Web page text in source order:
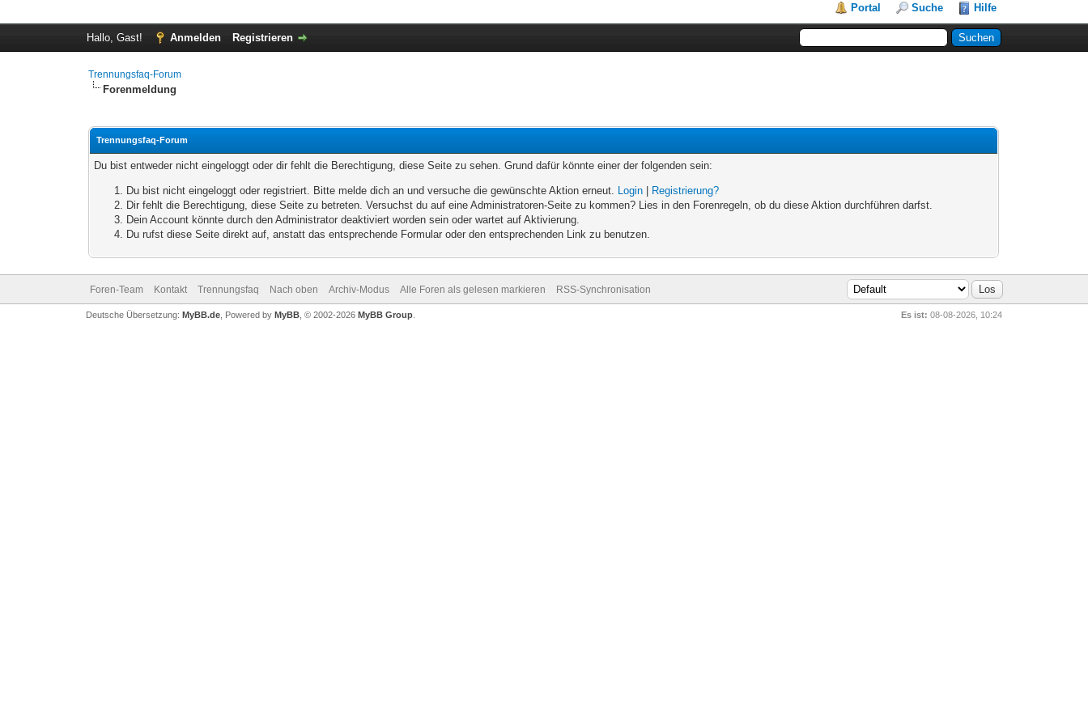
Portal Suche Hilfe
Hallo, Gast! Anmelden Registrieren
Trennungsfaq-Forum
Forenmeldung
Trennungsfaq-Forum
Du bist entweder nicht eingeloggt oder dir fehlt die Berechtigung, diese Seite zu sehen. Grund dafür könnte einer der folgenden sein:
Du bist nicht eingeloggt oder registriert. Bitte melde dich an und versuche die gewünschte Aktion erneut. Login
Registrierung?
Dir fehlt die Berechtigung, diese Seite zu betreten. Versuchst du auf eine Administratoren-Seite zu kommen? Lies in den Forenregeln, ob du diese Aktion durchführen darfst.
Dein Account könnte durch den Administrator deaktiviert worden sein oder wartet auf Aktivierung.
Du rufst diese Seite direkt auf, anstatt das entsprechende Formular oder den entsprechenden Link zu benutzen.
Foren-Team Kontakt Trennungsfaq Nach oben Archiv-Modus Alle Foren als gelesen markieren RSS-Synchronisation
Es ist: 08-08-2026, 10:24
Deutsche Übersetzung: MyBB.de, Powered by MyBB, © 2002-2026 MyBB Group.